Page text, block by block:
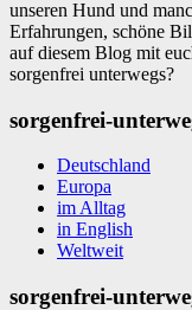
unseren Hund und
Erfahrungen, schöne
auf diesem Blog mit
sorgenfrei unterwegs?
sorgenfrei-
Deutschland
Europa
im Alltag
in English
Weltweit
sorgenfrei-